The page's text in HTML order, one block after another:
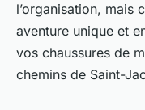
l’organisation, mais
aventure unique et
vos chaussures de
chemins de Saint-